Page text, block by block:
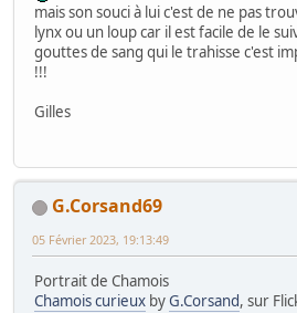
mais son souci à lui c'est de ne pas
lynx ou un loup car il est facile de le
gouttes de sang qui le trahisse c'est
!!!
Gilles
G.Corsand69
05 Février 2023, 19:13:49
Portrait de Chamois
Chamois curieux byG.Corsand, sur